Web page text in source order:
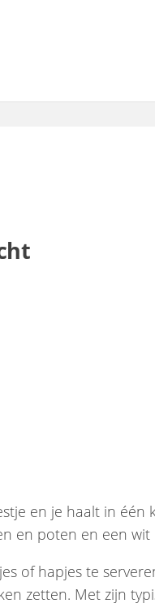
en je haalt in
en poten en een
of hapjes te
zetten. Met zijn